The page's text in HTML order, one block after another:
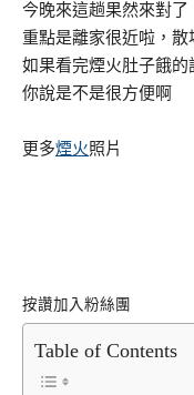
今晚來這趟果然來對
重點是離家很近啦，
如果看完煙火肚子餓
你說是不是很方便啊
更多煙火照片
按讚加入粉絲團
Table of Contents